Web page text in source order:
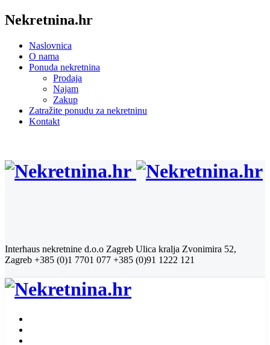
Nekretnina.hr
Naslovnica
O nama
Ponuda nekretnina
Prodaja
Najam
Zakup
Zatražite ponudu za nekretninu
Kontakt
Interhaus nekretnine d.o.o Zagreb Ulica kralja Zvonimira 52,
Zagreb +385 (0)1 7701 077 +385 (0)91 1222 121